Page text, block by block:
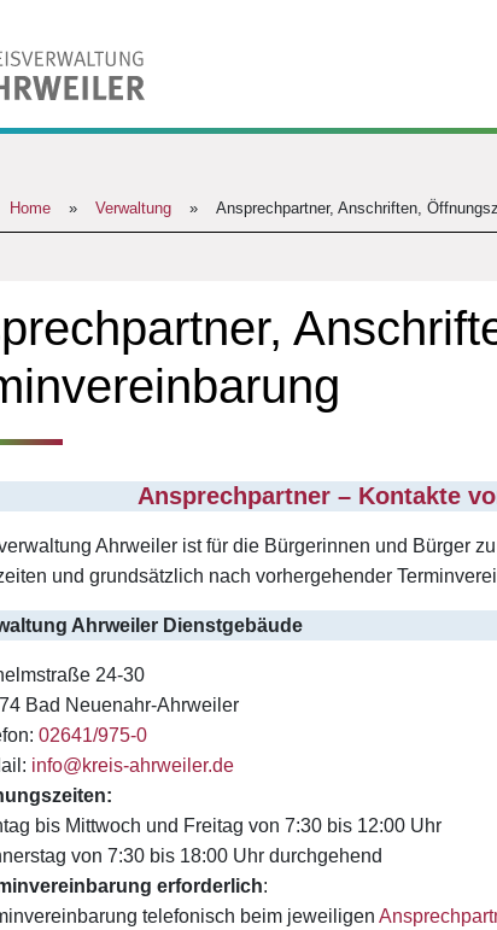
Home » Verwaltung » Ansprechpartner, Anschriften,
Ansprechpartner – Kontakte
Ahrweiler ist für die Bürgerinnen und Bürger
und grundsätzlich nach vorhergehender
Ahrweiler Dienstgebäude
24-30
Bad Neuenahr-Ahrweiler
02641/975-0
info@kreis-ahrweiler.de
bis Mittwoch und Freitag von 7:30 bis 12:00 Uhr
von 7:30 bis 18:00 Uhr durchgehend
erforderlich:
telefonisch beim jeweiligen